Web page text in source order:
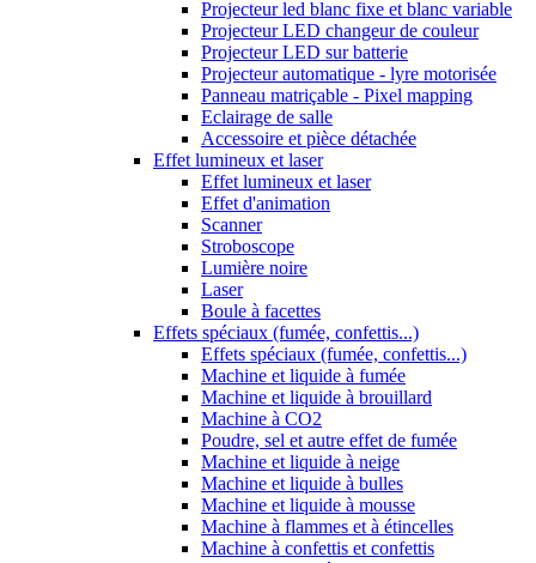
Projecteur led blanc fixe et blanc variable
Projecteur LED changeur de couleur
Projecteur LED sur batterie
Projecteur automatique - lyre motorisée
Panneau matriçable - Pixel mapping
Eclairage de salle
Accessoire et pièce détachée
Effet lumineux et laser
Effet lumineux et laser
Effet d'animation
Scanner
Stroboscope
Lumière noire
Laser
Boule à facettes
Effets spéciaux (fumée, confettis...)
Effets spéciaux (fumée, confettis...)
Machine et liquide à fumée
Machine et liquide à brouillard
Machine à CO2
Poudre, sel et autre effet de fumée
Machine et liquide à neige
Machine et liquide à bulles
Machine et liquide à mousse
Machine à flammes et à étincelles
Machine à confettis et confettis